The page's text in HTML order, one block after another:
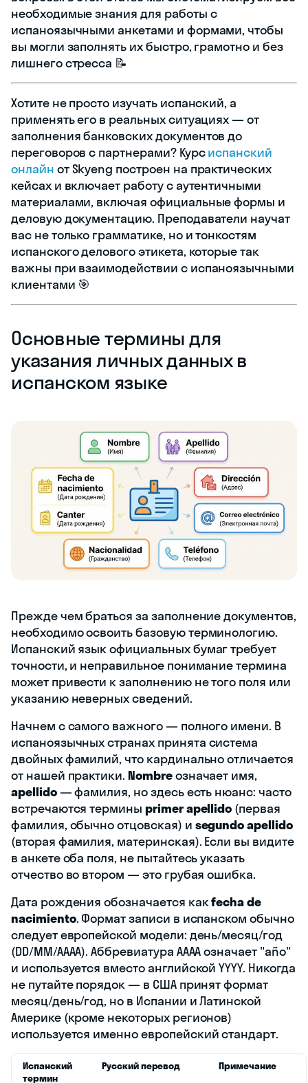
необходимые знания для работы с
испаноязычными анкетами и формами, чтобы
вы могли заполнять их быстро, грамотно и без
лишнего стресса 📝
Хотите не просто изучать испанский, а
применять его в реальных ситуациях — от
заполнения банковских документов до
переговоров с партнерами? Курсиспанский
онлайн от Skyeng построен на практических
кейсах и включает работу с аутентичными
материалами, включая официальные формы и
деловую документацию. Преподаватели научат
вас не только грамматике, но и тонкостям
испанского делового этикета, которые так
важны при взаимодействии с испаноязычными
клиентами 🎯
Основные термины для
указания личных данных в
испанском языке
Прежде чем браться за заполнение документов,
необходимо освоить базовую терминологию.
Испанский язык официальных бумаг требует
точности, и неправильное понимание термина
может привести к заполнению не того поля или
указанию неверных сведений.
Начнем с самого важного — полного имени. В
испаноязычных странах принята система
двойных фамилий, что кардинально отличается
от нашей практики.Nombreозначает имя,
apellido— фамилия, но здесь есть нюанс: часто
встречаются термины primer apellido (первая
фамилия, обычно отцовская) и segundo apellido
(вторая фамилия, материнская). Если вы видите
в анкете оба поля, не пытайтесь указать
отчество во втором — это грубая ошибка.
Дата рождения обозначается какfecha de
nacimiento. Формат записи в испанском обычно
следует европейской модели: день/месяц/год
(DD/MM/AAAA). Аббревиатура AAAA означает "año"
и используется вместо английской YYYY. Никогда
не путайте порядок — в США принят формат
месяц/день/год, но в Испании и Латинской
Америке (кроме некоторых регионов)
используется именно европейский стандарт.
Испанский
термин
Русский перевод Примечание